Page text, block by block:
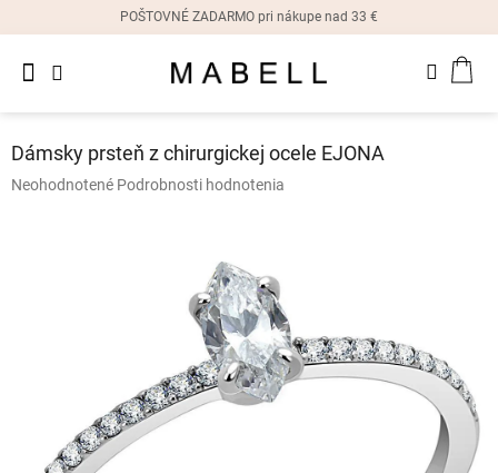
POŠTOVNÉ ZADARMO pri nákupe nad 33 €
Dámske
náušnice
Ostatné
Dámsky prsteň z chirurgickej ocele EJONA
Priemerné
Neohodnotené Podrobnosti hodnotenia